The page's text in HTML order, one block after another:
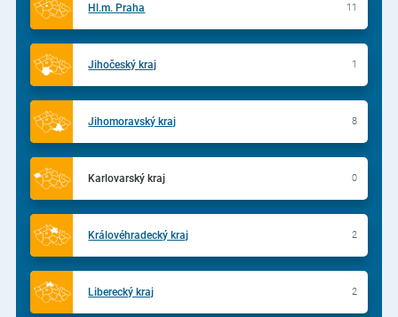
Hl.m. Praha 11
Jihočeský kraj 1
Jihomoravský kraj 8
Karlovarský kraj 0
Královéhradecký kraj 2
Liberecký kraj 2